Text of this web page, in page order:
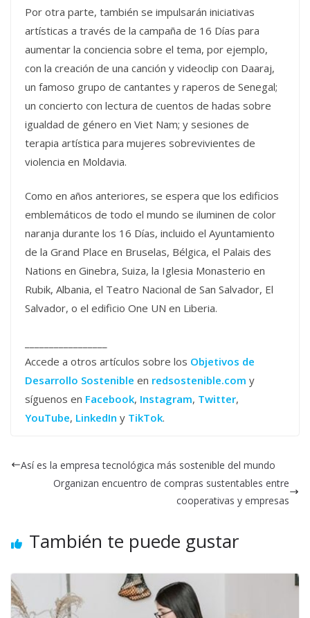
Por otra parte, también se impulsarán iniciativas
artísticas a través de la campaña de 16 Días para
aumentar la conciencia sobre el tema, por ejemplo,
con la creación de una canción y videoclip con Daaraj,
un famoso grupo de cantantes y raperos de Senegal;
un concierto con lectura de cuentos de hadas sobre
igualdad de género en Viet Nam; y sesiones de
terapia artística para mujeres sobrevivientes de
violencia en Moldavia.
Como en años anteriores, se espera que los edificios
emblemáticos de todo el mundo se iluminen de color
naranja durante los 16 Días, incluido el Ayuntamiento
de la Grand Place en Bruselas, Bélgica, el Palais des
Nations en Ginebra, Suiza, la Iglesia Monasterio en
Rubik, Albania, el Teatro Nacional de San Salvador, El
Salvador, o el edificio One UN en Liberia.
Accede a otros artículos sobre los Objetivos de
Desarrollo Sostenible en redsostenible.com y
síguenos en Facebook, Instagram, Twitter,
YouTube, LinkedIn y TikTok.
Así es la empresa tecnológica más sostenible del mundo
Organizan encuentro de compras sustentables entre
cooperativas y empresas
También te puede gustar